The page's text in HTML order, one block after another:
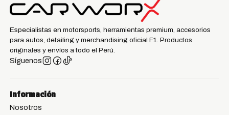
Especialistas en motorsports, herramientas premium, accesorios
para autos, detailing y merchandising oficial F1. Productos
originales y envíos a todo el Perú.
Síguenos
Información
Nosotros